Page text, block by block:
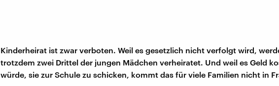
Kinderheirat ist zwar verboten. Weil es gesetzlich nicht verfolgt wird,
trotzdem zwei Drittel der jungen Mädchen verheiratet. Und weil es Geld
würde, sie zur Schule zu schicken, kommt das für viele Familien nicht in